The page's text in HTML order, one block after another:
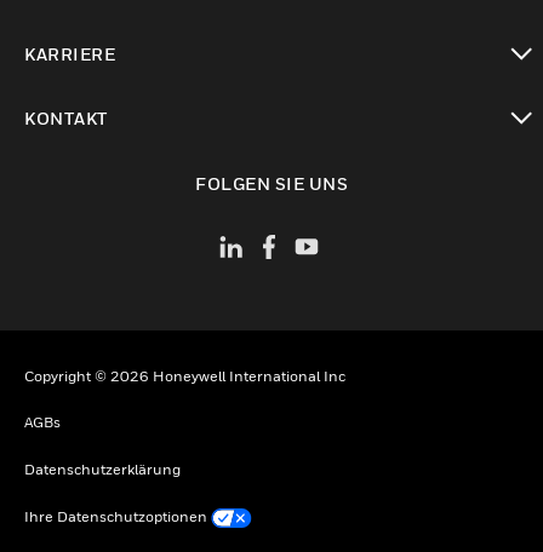
KARRIERE
KONTAKT
FOLGEN SIE UNS
Copyright © 2026 Honeywell International Inc
AGBs
Datenschutzerklärung
Ihre Datenschutzoptionen